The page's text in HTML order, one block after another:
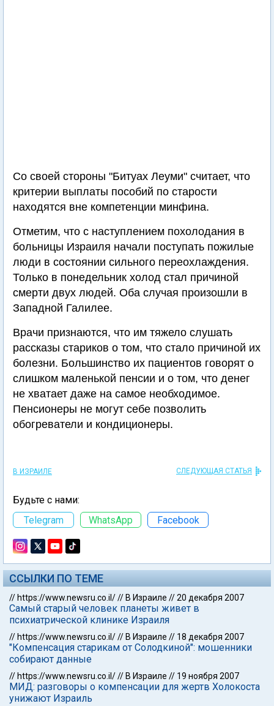
Со своей стороны "Битуах Леуми" считает, что
критерии выплаты пособий по старости
находятся вне компетенции минфина.
Отметим, что с наступлением похолодания в
больницы Израиля начали поступать пожилые
люди в состоянии сильного переохлаждения.
Только в понедельник холод стал причиной
смерти двух людей. Оба случая произошли в
Западной Галилее.
Врачи признаются, что им тяжело слушать
рассказы стариков о том, что стало причиной их
болезни. Большинство их пациентов говорят о
слишком маленькой пенсии и о том, что денег
не хватает даже на самое необходимое.
Пенсионеры не могут себе позволить
обогреватели и кондиционеры.
В ИЗРАИЛЕ СЛЕДУЮЩАЯ СТАТЬЯ
Будьте с нами:
Telegram
WhatsApp Facebook
ССЫЛКИ ПО ТЕМЕ
// https://www.newsru.co.il/// В Израиле //20 декабря 2007
Самый старый человек планеты живет в
психиатрической клинике Израиля
// https://www.newsru.co.il/// В Израиле // 18 декабря 2007
"Компенсация старикам от Солодкиной": мошенники
собирают данные
// https://www.newsru.co.il/// В Израиле // 19 ноября 2007
МИД: разговоры о компенсации для жертв Холокоста
унижают Израиль